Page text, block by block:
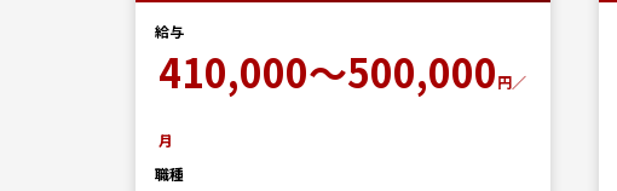
給与
410,000～500,000円／
月
職種